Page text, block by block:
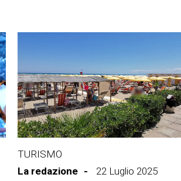
TURISMO
La redazione
22 Luglio 2025